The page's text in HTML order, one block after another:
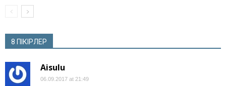
8 ПІКІРЛЕР
Aisulu
06.09.2017 at 21:49